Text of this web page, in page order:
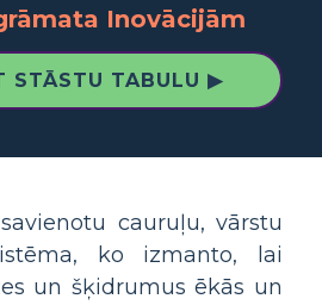
Inovācijām
STĀSTU TABULU ▶
cauruļu, vārstu
ko izmanto, lai
un šķidrumus ēkās un